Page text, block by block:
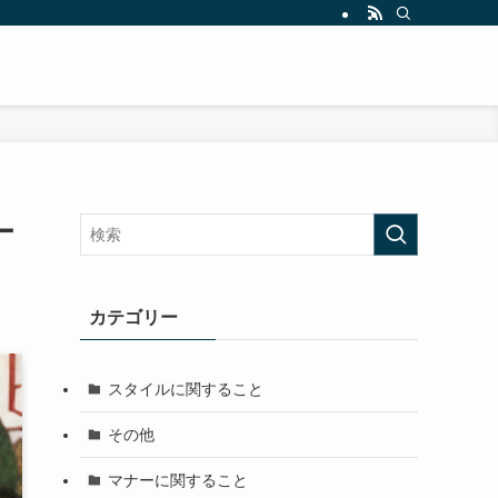
カテゴリー
スタイルに関すること
その他
マナーに関すること